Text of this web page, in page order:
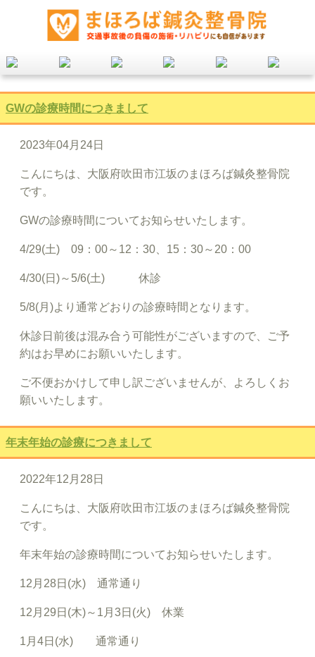
GWの診療時間につきまして
2023年04月24日
こんにちは、大阪府吹田市江坂のまほろば鍼灸整骨院
です。
GWの診療時間についてお知らせいたします。
4/29(土) 09：00～12：30、15：30～20：00
4/30(日)～5/6(土) 休診
5/8(月)より通常どおりの診療時間となります。
休診日前後は混み合う可能性がございますので、ご予
約はお早めにお願いいたします。
ご不便おかけして申し訳ございませんが、よろしくお
願いいたします。
年末年始の診療につきまして
2022年12月28日
こんにちは、大阪府吹田市江坂のまほろば鍼灸整骨院
です。
年末年始の診療時間についてお知らせいたします。
12月28日(水) 通常通り
12月29日(木)～1月3日(火) 休業
1月4日(水) 通常通り